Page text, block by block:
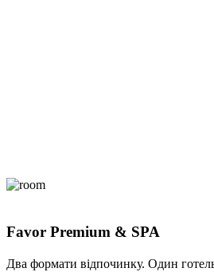
Favor Premium & SPA
Два формати відпочинку. Один